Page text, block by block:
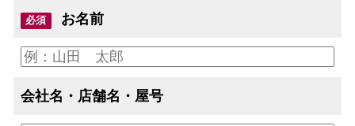
必須 お名前
会社名・店舗名・屋号